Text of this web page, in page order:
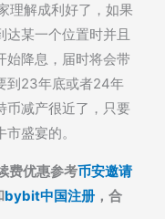
理解成利好了，如果
某一个位置时并且
始降息，届时将会带
到23年底或者24年
币减产很近了，只要
盛宴的。
费优惠参考币安邀请
bybit中国注册 ，合